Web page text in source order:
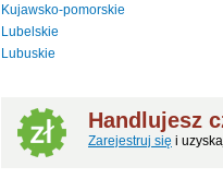
Kujawsko-pomorskie
Lubelskie
Lubuskie
Handlujesz
Zarejestruj się i